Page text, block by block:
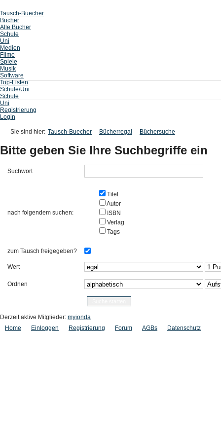
Tausch-Buecher
Bücher
Alle Bücher
Schule
Uni
Medien
Filme
Spiele
Musik
Software
Top-Listen
Schule/Uni
Schule
Uni
Registrierung
Login
Sie sind hier: Tausch-Buecher Bücherregal Büchersuche
Bitte geben Sie Ihre Suchbegriffe ein
Suchwort
nach folgendem suchen:
Titel
Autor
ISBN
Verlag
Tags
zum Tausch freigegeben?
Wert
Ordnen
Derzeit aktive Mitglieder: myjonda
Home
Einloggen Registrierung Forum AGBs Datenschutz